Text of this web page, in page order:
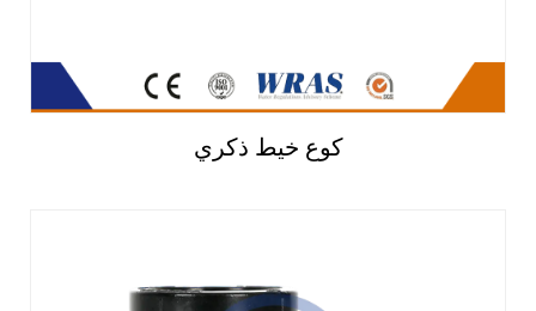
كوع خيط ذكري